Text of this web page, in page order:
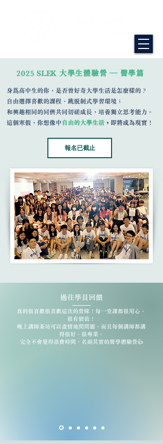
2025 SLEK 大學生體驗營 — 醫學篇
身爲高中生的你，是否曾好奇大學生活是怎麼樣的？
自由選擇喜歡的課程、跳脫制式學習環境；
​和興趣相同的同儕共同切磋成長，培養獨立思考能力。
這個寒假，你想像中自由的大學生活 ， 即將成為現實！
報名已截止
過往學員回饋
真的很喜歡很喜歡這次的營隊！每一堂課都很用心、
很有價值！
晚上講師茶坊可以盡情地問問題，而且每個講師都講
得很好、很專業。
完全不會覺得浪費時間，名副其實的醫學體驗營👍